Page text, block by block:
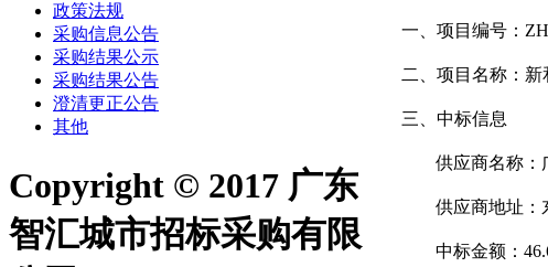
一、 项目编号 ：
二、 项目名称： 新
三、 中标信息
供应商名称：
供应商地址：
中标金额： 46
政策法规
采购信息公告
采购结果公示
采购结果公告
澄清更正公告
其他
Copyright © 2017 广东
智汇城市招标采购有限